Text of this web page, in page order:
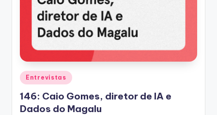
Posted
in
Entrevistas
146: Caio Gomes, diretor de IA e
Dados do Magalu